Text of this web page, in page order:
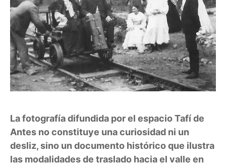
La fotografía difundida por el espacioTafí de
Antes no constituye una curiosidad ni un
desliz, sino un documento histórico que ilustra
las modalidades de traslado hacia el valle en